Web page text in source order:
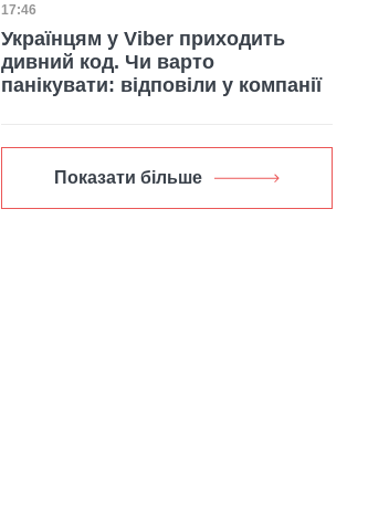
Дата публікації
17:46
Українцям у Viber приходить
дивний код. Чи варто
панікувати: відповіли у компанії
Показати більше